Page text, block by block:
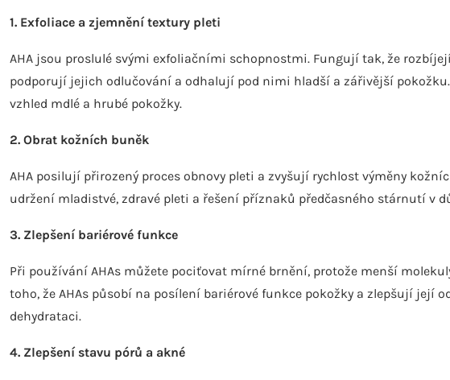
1. Exfoliace a zjemnění textury pleti
AHA jsou proslulé svými exfoliačními schopnostmi. Fungují tak, že
podporují jejich odlučování a odhalují pod nimi hladší a zářivější
vzhled mdlé a hrubé pokožky.
2. Obrat kožních buněk
AHA posilují přirozený proces obnovy pleti a zvyšují rychlost výměny
udržení mladistvé, zdravé pleti a řešení příznaků předčasného stárnutí v
3. Zlepšení bariérové funkce
Při používání AHAs můžete pociťovat mírné brnění, protože menší
toho, že AHAs působí na posílení bariérové funkce pokožky a zlepšují její
dehydrataci.
4. Zlepšení stavu pórů a akné